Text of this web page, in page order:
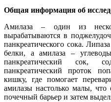
Общая информация об
Амилаза – один из
вырабатываются в
панкреатического сока.
белки, а амилаза –
панкреатический сок,
панкреатический проток
кишку, где помогает
амилазы настолько малы, что
почечный барьер и затем